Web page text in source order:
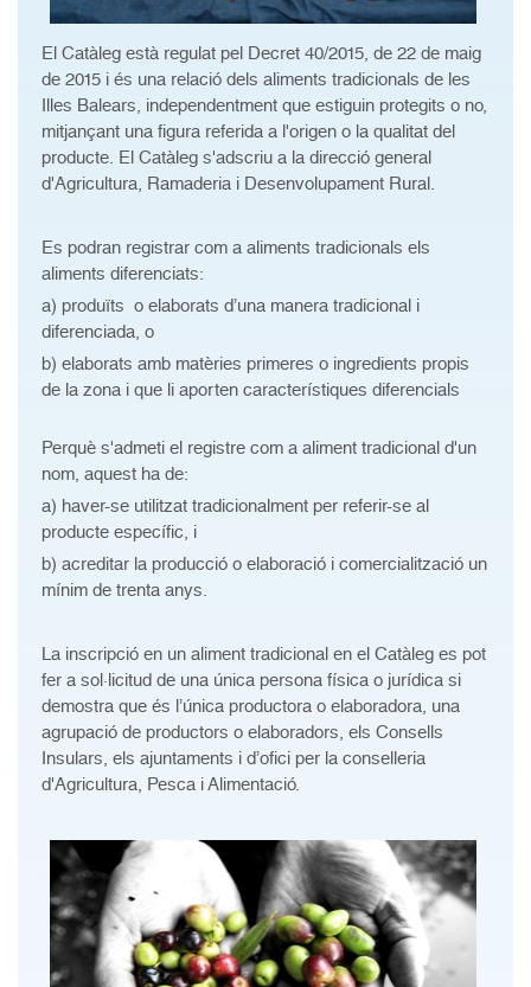
El Catàleg està regulat pel Decret 40/2015, de 22 de maig
de 2015 i és una relació dels aliments tradicionals de les
Illes Balears, independentment que estiguin protegits o no,
mitjançant una figura referida a l'origen o la qualitat del
producte. El Catàleg s'adscriu a la direcció general
d'Agricultura, Ramaderia i Desenvolupament Rural.
Es podran registrar com a aliments tradicionals els
aliments diferenciats:
a) produïts o elaborats d’una manera tradicional i
diferenciada, o
b) elaborats amb matèries primeres o ingredients propis
de la zona i que li aporten característiques diferencials
Perquè s'admeti el registre com a aliment tradicional d'un
nom, aquest ha de:
a) haver-se utilitzat tradicionalment per referir-se al
producte específic, i
b) acreditar la producció o elaboració i comercialització un
mínim de trenta anys.
La inscripció en un aliment tradicional en el Catàleg es pot
fer a sol·licitud de una única persona física o jurídica si
demostra que és l’única productora o elaboradora, una
agrupació de productors o elaboradors, els Consells
Insulars, els ajuntaments i d’ofici per la conselleria
d'Agricultura, Pesca i Alimentació.